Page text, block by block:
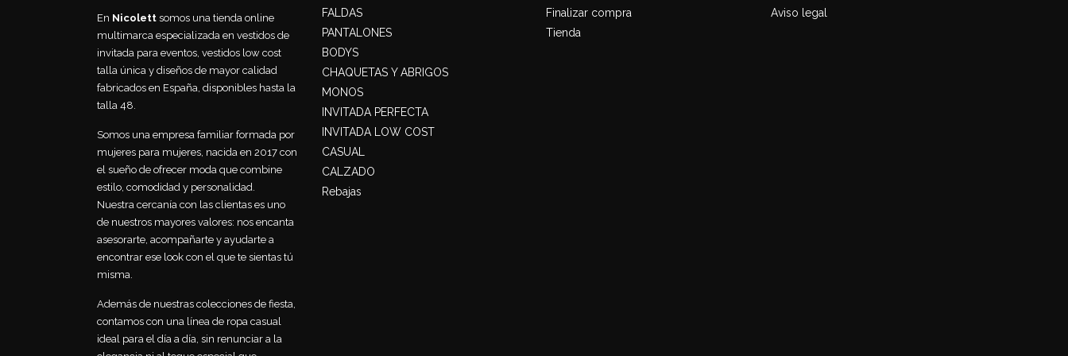
En Nicolett somos una tienda online
multimarca especializada en vestidos de
invitada para eventos, vestidos low cost
talla única y diseños de mayor calidad
fabricados en España, disponibles hasta la
talla 48.
Somos una empresa familiar formada por
mujeres para mujeres, nacida en 2017 con
el sueño de ofrecer moda que combine
estilo, comodidad y personalidad.
Nuestra cercanía con las clientas es uno
de nuestros mayores valores: nos encanta
asesorarte, acompañarte y ayudarte a
encontrar ese look con el que te sientas tú
misma.
Además de nuestras colecciones de fiesta,
contamos con una línea de ropa casual
ideal para el día a día, sin renunciar a la
FALDAS
PANTALONES
BODYS
CHAQUETAS Y ABRIGOS
MONOS
INVITADA PERFECTA
INVITADA LOW COST
CASUAL
CALZADO
Rebajas
Finalizar compra
Tienda
Aviso legal